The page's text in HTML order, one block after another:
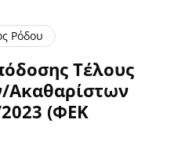
Ρόδου
Τέλους
Ακαθαρίστων
(ΦΕΚ